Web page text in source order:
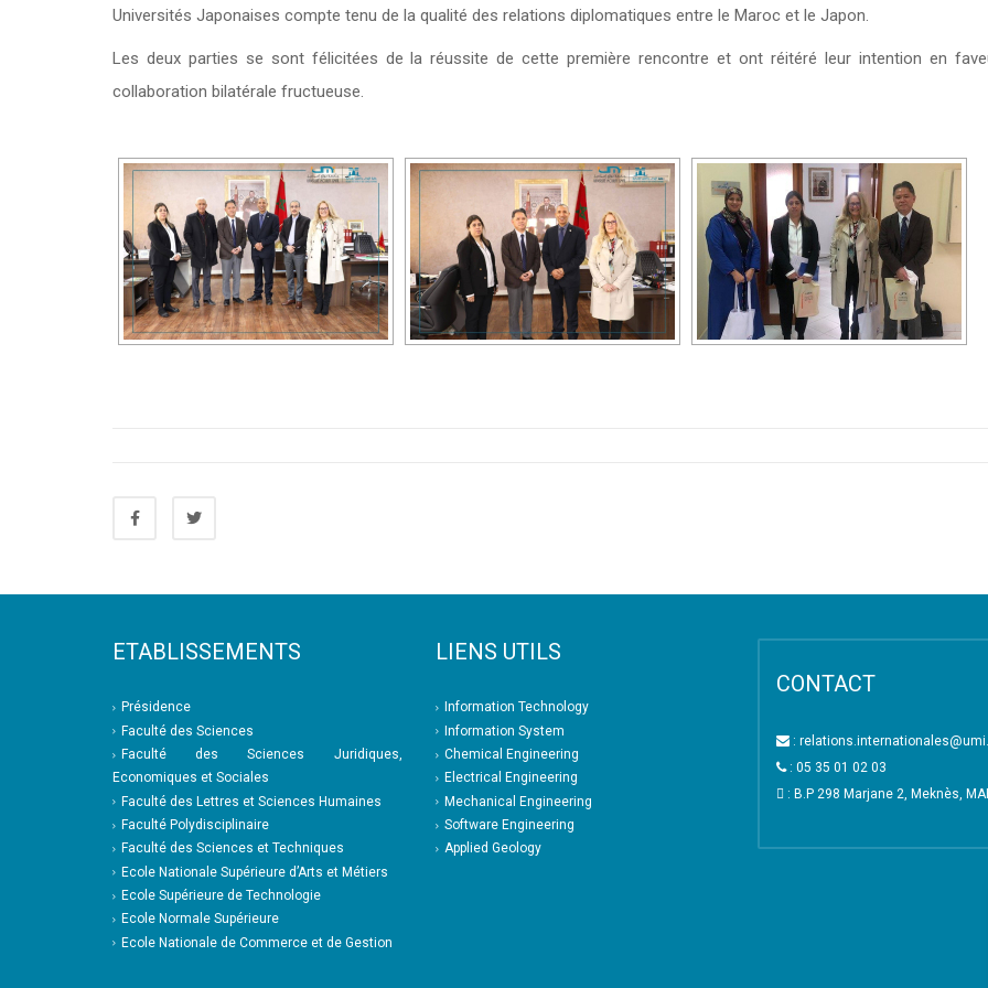
Universités Japonaises compte tenu de la qualité des relations diplomatiques entre le Maroc et le Japon.
Les deux parties se sont félicitées de la réussite de cette première rencontre et ont réitéré leur intention en
collaboration bilatérale fructueuse.
ETABLISSEMENTS
Présidence
Faculté des Sciences
Faculté des Sciences Juridiques,
Economiques et Sociales
Faculté des Lettres et Sciences Humaines
Faculté Polydisciplinaire
Faculté des Sciences et Techniques
Ecole Nationale Supérieure d’Arts et Métiers
Ecole Supérieure de Technologie
Ecole Normale Supérieure
Ecole Nationale de Commerce et de Gestion
LIENS UTILS
Information Technology
Information System
Chemical Engineering
Electrical Engineering
Mechanical Engineering
Software Engineering
Applied Geology
CONTACT
:
: 05 35 01 02 03
: B.P 298 Marjane 2, Meknès,